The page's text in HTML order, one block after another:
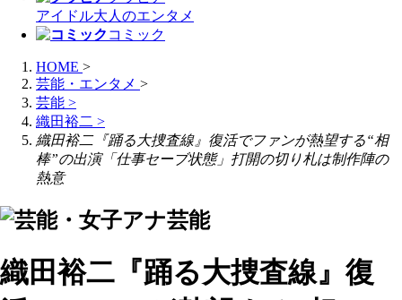
アイドル大人のエンタメ
コミック
HOME >
芸能・エンタメ >
芸能 >
織田裕二 >
織田裕二『踊る大捜査線』復活でファンが熱望する“相
棒”の出演「仕事セーブ状態」打開の切り札は制作陣の
熱意
芸能
織田裕二『踊る大捜査線』復